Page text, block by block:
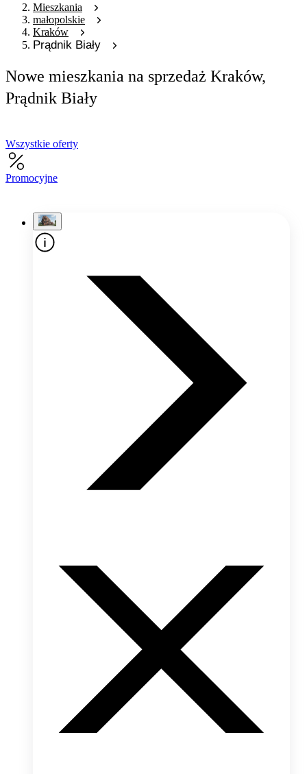
Mieszkania
małopolskie
Kraków
Prądnik Biały
Nowe mieszkania na sprzedaż Kraków,
Prądnik Biały
Wszystkie oferty
Promocyjne